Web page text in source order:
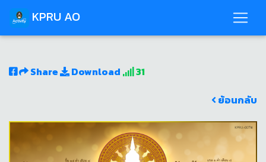
KPRU AO
Share Download
31
ย้อนกลับ